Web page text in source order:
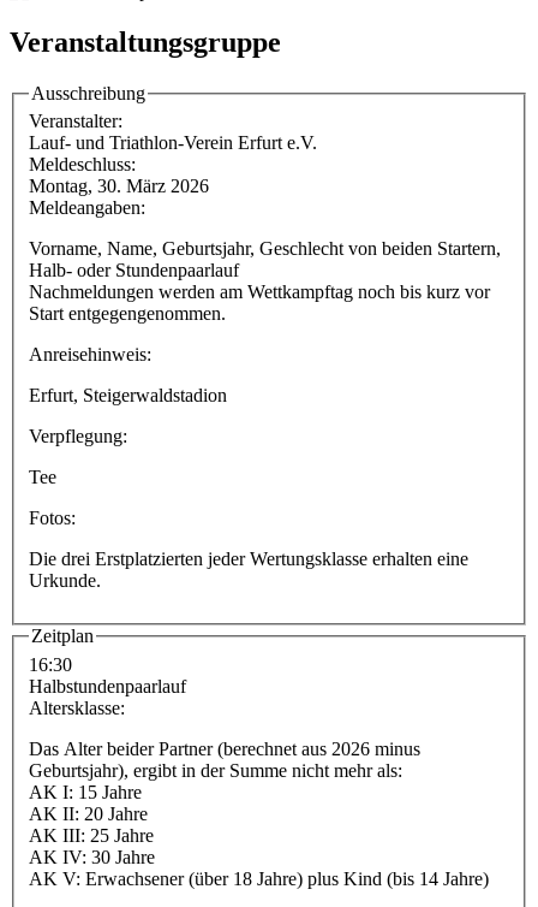
Veranstaltungsgruppe
Ausschreibung
Veranstalter:
Lauf- und Triathlon-Verein Erfurt e.V.
Meldeschluss:
Montag, 30. März 2026
Meldeangaben:
Vorname, Name, Geburtsjahr, Geschlecht von beiden Startern,
Halb- oder Stundenpaarlauf
Nachmeldungen werden am Wettkampftag noch bis kurz vor
Start entgegengenommen.
Anreisehinweis:
Erfurt, Steigerwaldstadion
Verpflegung:
Tee
Fotos:
Die drei Erstplatzierten jeder Wertungsklasse erhalten eine
Urkunde.
Zeitplan
16:30
Halbstundenpaarlauf
Altersklasse:
Das Alter beider Partner (berechnet aus 2026 minus
Geburtsjahr), ergibt in der Summe nicht mehr als:
AK I: 15 Jahre
AK II: 20 Jahre
AK III: 25 Jahre
AK IV: 30 Jahre
AK V: Erwachsener (über 18 Jahre) plus Kind (bis 14 Jahre)